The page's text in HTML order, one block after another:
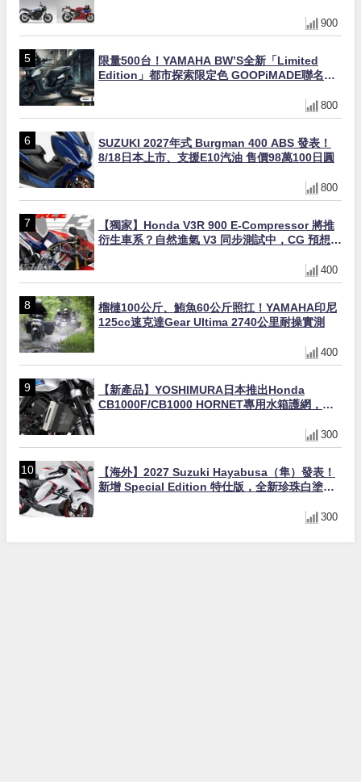
900
限量500台！YAMAHA BW’S全新「Limited
Edition」都市探索限定色 GOOPiMADE聯名包
800
SUZUKI 2027年式 Burgman 400 ABS 發表！
8/18日本上市、支援E10汽油 售價98萬100日圓
800
【獨家】Honda V3R 900 E-Compressor 將推
衍生車系？自然進氣 V3 同步測試中，CG 預想曝
400
榴槤100公斤、鮪魚60公斤照扛！YAMAHA印尼
125cc速克達Gear Ultima 2740公里耐操實測
400
【新產品】YOSHIMURA日本推出Honda
CB1000F/CB1000 HORNET專用水箱護網，六
300
【海外】2027 Suzuki Hayabusa（隼）發表！
新增 Special Edition 特仕版，全新珍珠白塗裝
300